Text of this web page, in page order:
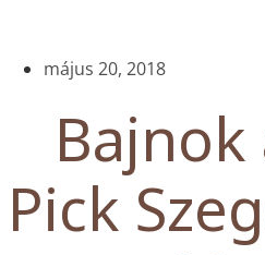
május 20, 2018
Pick